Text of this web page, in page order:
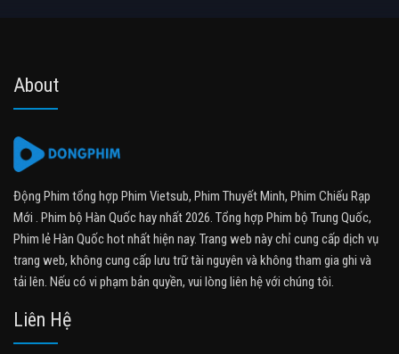
About
Động Phim tổng hợp Phim Vietsub, Phim Thuyết Minh, Phim Chiếu Rạp
Mới . Phim bộ Hàn Quốc hay nhất 2026. Tổng hợp Phim bộ Trung Quốc,
Phim lẻ Hàn Quốc hot nhất hiện nay. Trang web này chỉ cung cấp dịch vụ
trang web, không cung cấp lưu trữ tài nguyên và không tham gia ghi và
tải lên. Nếu có vi phạm bản quyền, vui lòng liên hệ với chúng tôi.
Liên Hệ